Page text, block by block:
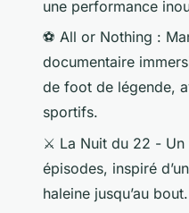
une performance
⚽ All or Nothing :
documentaire
de foot de légende,
sportifs.
⚔️ La Nuit du 22 - Un
épisodes, inspiré
haleine jusqu’au bout.